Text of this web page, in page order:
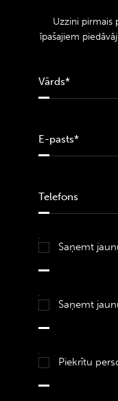
Uzzini pirmais
īpašajiem
Saņemt
Saņemt
Piekrītu